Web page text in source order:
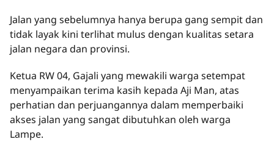
Jalan yang sebelumnya hanya berupa gang sempit dan
tidak layak kini terlihat mulus dengan kualitas setara
jalan negara dan provinsi.
Ketua RW 04, Gajali yang mewakili warga setempat
menyampaikan terima kasih kepada Aji Man, atas
perhatian dan perjuangannya dalam memperbaiki
akses jalan yang sangat dibutuhkan oleh warga
Lampe.